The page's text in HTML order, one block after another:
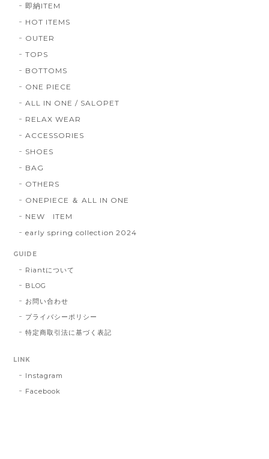
即納ITEM
HOT ITEMS
OUTER
TOPS
BOTTOMS
ONE PIECE
ALL IN ONE / SALOPET
RELAX WEAR
ACCESSORIES
SHOES
BAG
OTHERS
ONEPIECE ＆ ALL IN ONE
NEW ITEM
early spring collection 2024
GUIDE
Riantについて
BLOG
お問い合わせ
プライバシーポリシー
特定商取引法に基づく表記
LINK
Instagram
Facebook